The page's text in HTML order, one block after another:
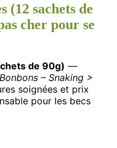
(12 sachets de
cher pour se
de 90g) —
– Snaking >
soignées et prix
pour les becs